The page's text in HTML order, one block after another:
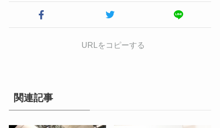
URLをコピーする
関連記事